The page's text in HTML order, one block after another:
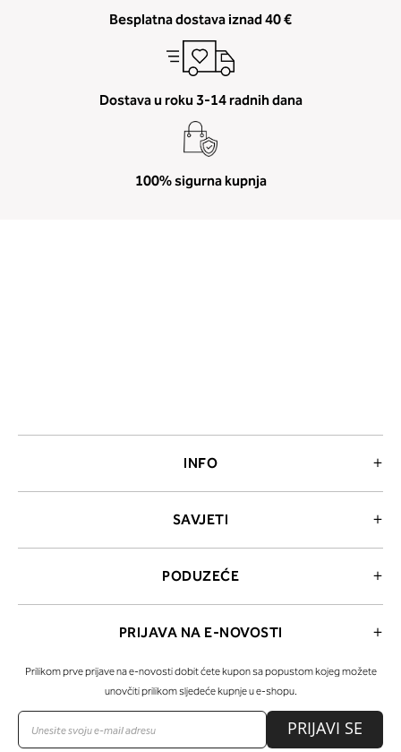
Besplatna dostava iznad 40 €
Dostava u roku 3-14 radnih dana
100% sigurna kupnja
INFO
SAVJETI
PODUZEĆE
PRIJAVA NA E-NOVOSTI
Prilikom prve prijave na e-novosti dobit ćete kupon sa popustom kojeg možete
unovčiti prilikom sljedeće kupnje u e-shopu.
PRIJAVI SE